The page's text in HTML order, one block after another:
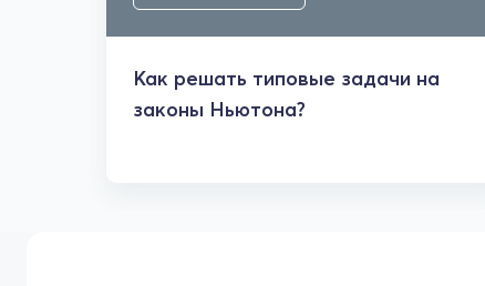
Как решать типовые задачи на
законы Ньютона?